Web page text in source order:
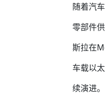
随着汽
零部件
斯拉在
车载以
续演进。